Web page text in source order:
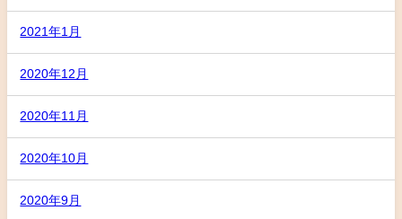
2021年1月
2020年12月
2020年11月
2020年10月
2020年9月